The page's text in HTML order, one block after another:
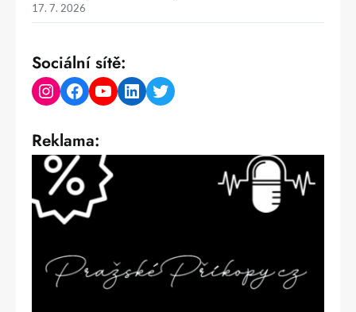
17. 7. 2026
Sociální sítě:
Instagram Facebook YouTube LinkedIn Twitter
Reklama: